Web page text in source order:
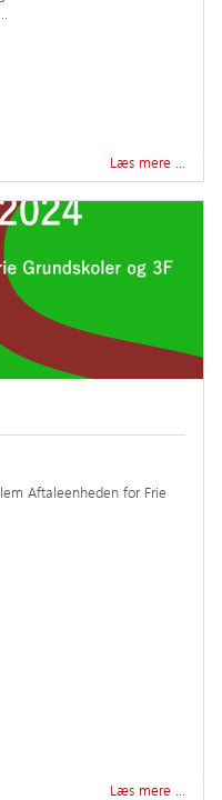
Læs mere …
Aftaleenheden for Frie
Læs mere …